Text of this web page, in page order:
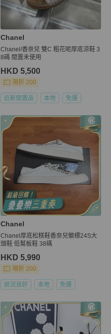
Chanel
Chanel/香奈兒 雙C 粗花呢厚底涼鞋 3
8碼 閒置未使用
HKD 5,500
現折 200
近新閒置品 本地 免運
Chanel
Chanel厚底松糕鞋香奈兒徽標24S大
頭鞋 低幫板鞋 38碼
HKD 5,990
現折 200
狀況良好 本地 免運